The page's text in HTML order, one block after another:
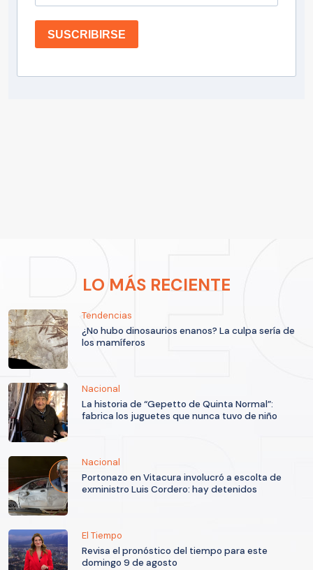
SUSCRIBIRSE
LO MÁS RECIENTE
Tendencias
¿No hubo dinosaurios enanos? La culpa sería de
los mamíferos
Nacional
La historia de “Gepetto de Quinta Normal”:
fabrica los juguetes que nunca tuvo de niño
Nacional
Portonazo en Vitacura involucró a escolta de
exministro Luis Cordero: hay detenidos
El Tiempo
Revisa el pronóstico del tiempo para este
domingo 9 de agosto